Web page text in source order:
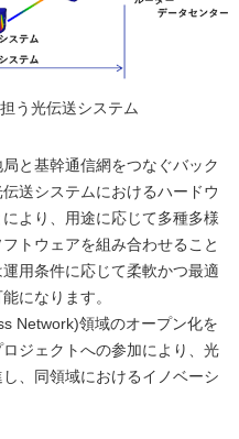
う光伝送システム
と基幹通信網をつなぐバック
送システムにおけるハードウ
より、用途に応じて多種多様
トウェアを組み合わせること
用条件に応じて柔軟かつ最適
になります。
Network)領域のオープン化を
ジェクトへの参加により、光
、同領域におけるイノベーシ